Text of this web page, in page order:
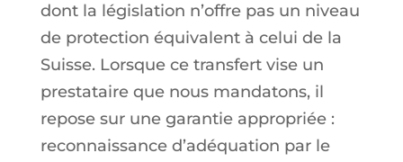
dont la législation n’offre pas un niveau
de protection équivalent à celui de la
Suisse. Lorsque ce transfert vise un
prestataire que nous mandatons, il
repose sur une garantie appropriée :
reconnaissance d’adéquation par le